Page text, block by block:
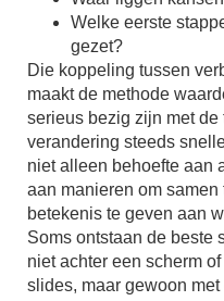
Welke eerste
gezet?
Die koppeling tussen
maakt de methode
serieus bezig zijn met
verandering steeds
niet alleen behoefte aan
aan manieren om samen
betekenis te geven aan
Soms ontstaan de beste
niet achter een scherm
slides, maar gewoon